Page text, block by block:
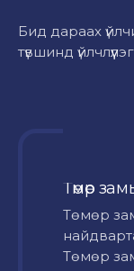
Бид дараах
түвшинд
Төмөр
Төмөр
Төмөр